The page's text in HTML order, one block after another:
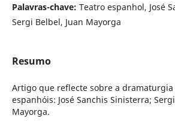
Palavras-chave: Teatro espanhol, José
Sergi Belbel, Juan Mayorga
Resumo
Artigo que reflecte sobre a
espanhóis: José Sanchis Sinisterra;
Mayorga.